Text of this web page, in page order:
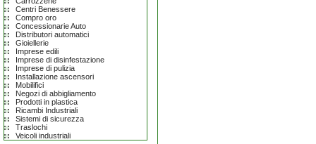
Centri Benessere
Compro oro
Concessionarie Auto
Distributori automatici
Gioiellerie
Imprese edili
Imprese di disinfestazione
Imprese di pulizia
Installazione ascensori
Mobilifici
Negozi di abbigliamento
Prodotti in plastica
Ricambi Industriali
Sistemi di sicurezza
Traslochi
Veicoli industriali